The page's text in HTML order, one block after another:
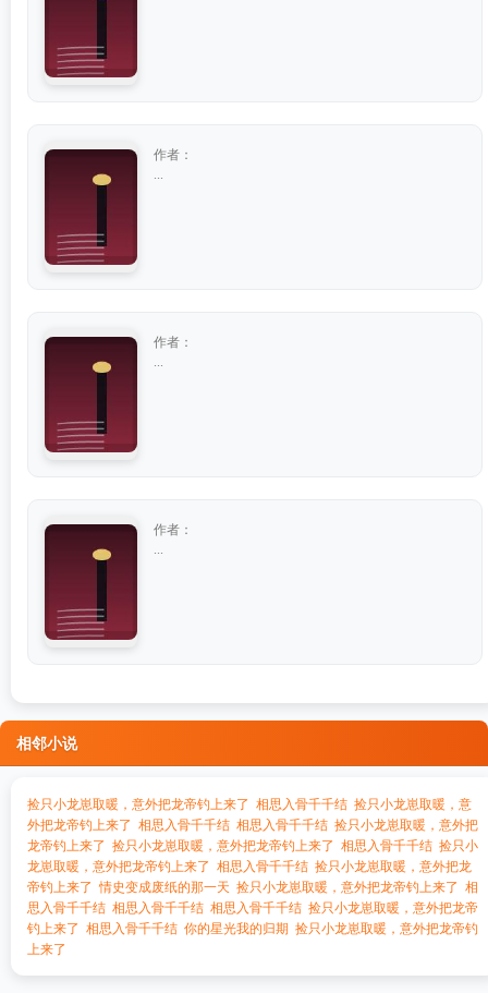
作者：
作者：
作者：
相邻小说
捡只小龙崽取暖，意外把龙帝钓上来了 相思入骨千千结 捡只小龙崽取暖，意
外把龙帝钓上来了 相思入骨千千结 相思入骨千千结 捡只小龙崽取暖，意外把
龙帝钓上来了 捡只小龙崽取暖，意外把龙帝钓上来了 相思入骨千千结 捡只小
龙崽取暖，意外把龙帝钓上来了 相思入骨千千结 捡只小龙崽取暖，意外把龙
帝钓上来了 情史变成废纸的那一天 捡只小龙崽取暖，意外把龙帝钓上来了 相
思入骨千千结 相思入骨千千结 相思入骨千千结 捡只小龙崽取暖，意外把龙帝
钓上来了 相思入骨千千结 你的星光我的归期 捡只小龙崽取暖，意外把龙帝钓
上来了